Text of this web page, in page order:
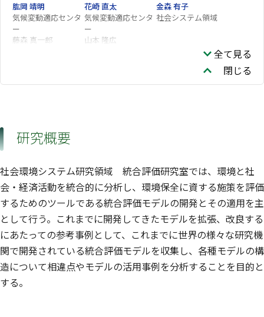
肱岡 靖明
気候変動適応センタ
ー
花崎 直太
気候変動適応センタ
ー
金森 有子
社会システム領域
藤森 真一郎
山本 隆広
全て見る
閉じる
研究概要
社会環境システム研究領域 統合評価研究室では、環境と社
会・経済活動を統合的に分析し、環境保全に資する施策を評価
するためのツールである統合評価モデルの開発とその適用を主
として行う。これまでに開発してきたモデルを拡張、改良する
にあたっての参考事例として、これまでに世界の様々な研究機
関で開発されている統合評価モデルを収集し、各種モデルの構
造について相違点やモデルの活用事例を分析することを目的と
する。